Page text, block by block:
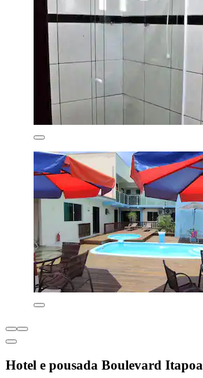
Hotel e pousada Boulevard Itapoa